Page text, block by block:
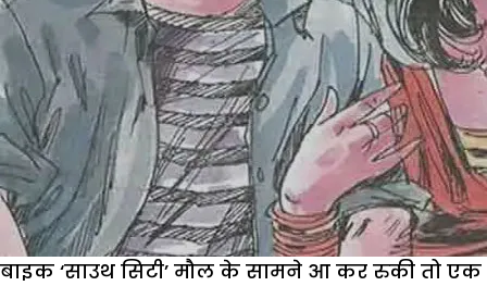
बाइक ‘साउथ सिटी’ मौल के सामने आ कर रुकी तो एक